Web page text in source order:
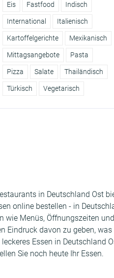
Eis Fastfood Indisch
International Italienisch
Kartoffelgerichte Mexikanisch
Mittagsangebote Pasta
Pizza Salate Thailändisch
Türkisch Vegetarisch
in Deutschland Ost
online bestellen - in
wie Menüs, Öffnungszeiten und
Eindruck davon zu geben, was
Essen in Deutschland
Sie noch heute Ihr Essen.